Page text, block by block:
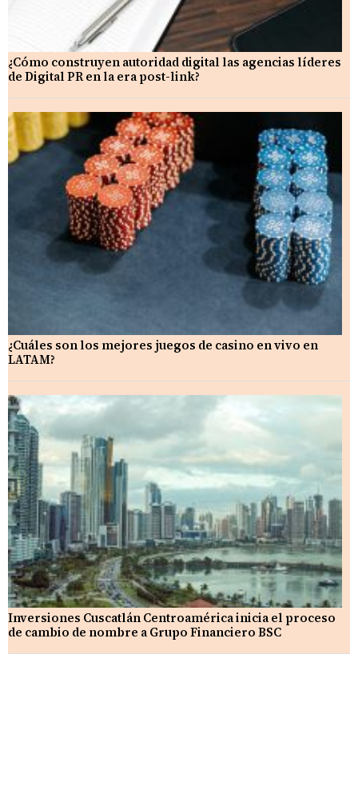
¿Cómo construyen autoridad digital las agencias líderes
de Digital PR en la era post-link?
¿Cuáles son los mejores juegos de casino en vivo en
LATAM?
Inversiones Cuscatlán Centroamérica inicia el proceso
de cambio de nombre a Grupo Financiero BSC